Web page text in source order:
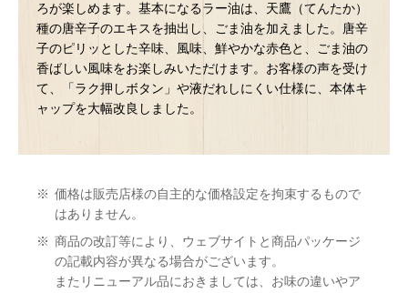
ろが楽しめます。基本になるラー油は、天鷹（てんたか）
種の唐辛子のエキスを抽出し、ごま油を加えました。唐辛
子のピリッとした辛味、風味、鮮やかな赤色と、ごま油の
香ばしい風味をお楽しみいただけます。お客様の声を受け
て、「ラク押しボタン」や液だれしにくい仕様に、本体キ
ャップを大幅改良しました。
※ 価格は販売店様の自主的な価格設定を拘束するもので
はありません。
※ 商品の改訂等により、ウェブサイトと商品パッケージ
の記載内容が異なる場合がございます。
またリニューアル品におきましては、お味の違いやア